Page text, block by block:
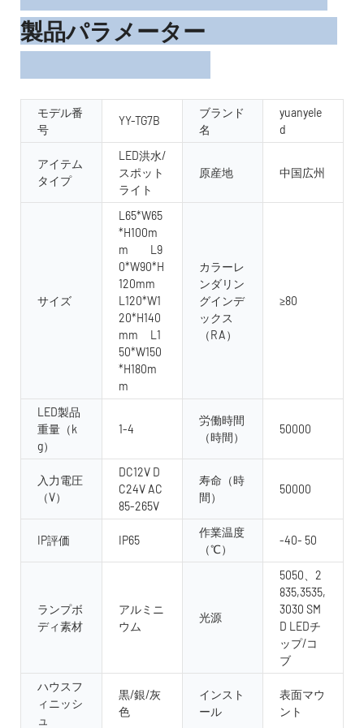
製品パラメーター
モデル番
号
YY-TG7B
ブランド
名
yuanyele
d
アイテム
タイプ
LED洪水/
スポット
ライト
原産地 中国広州
サイズ
L65*W65
*H100m
m L9
0*W90*H
120mm
L120*W1
20*H140
mm L1
50*W150
*H180m
m
カラーレ
ンダリン
グインデ
ックス
（RA）
≥80
LED製品
重量（k
g）
1-4
労働時間
（時間）
50000
入力電圧
（V）
DC12V D
C24V AC
85-265V
寿命（時
間）
50000
IP評価 IP65
作業温度
（℃）
-40- 50
ランプボ
ディ素材
アルミニ
ウム
光源
5050、2
835,3535,
3030 SM
D LEDチ
ップ/コ
ブ
ハウスフ
ィニッシ
ュ
黒/銀/灰
色
インスト
ール
表面マウ
ント